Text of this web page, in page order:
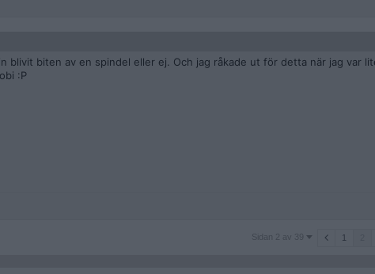
blivit biten av en spindel eller ej. Och jag råkade ut för detta när jag var
:P
Sidan
Sidan 2 av 39 1